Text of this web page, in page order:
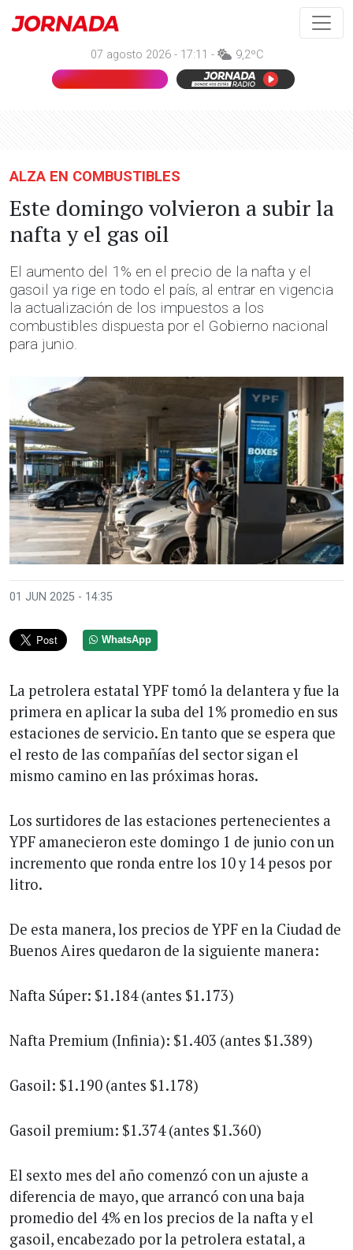
07 agosto 2026 - 17:11 - 9,2ºC
ALZA EN COMBUSTIBLES
Este domingo volvieron a subir la
nafta y el gas oil
El aumento del 1% en el precio de la nafta y el
gasoil ya rige en todo el país, al entrar en vigencia
la actualización de los impuestos a los
combustibles dispuesta por el Gobierno nacional
para junio.
01 JUN 2025 - 14:35
WhatsApp
La petrolera estatal YPF tomó la delantera y fue la
primera en aplicar la suba del 1% promedio en sus
estaciones de servicio. En tanto que se espera que
el resto de las compañías del sector sigan el
mismo camino en las próximas horas.
Los surtidores de las estaciones pertenecientes a
YPF amanecieron este domingo 1 de junio con un
incremento que ronda entre los 10 y 14 pesos por
litro.
De esta manera, los precios de YPF en la Ciudad de
Buenos Aires quedaron de la siguiente manera:
Nafta Súper: $1.184 (antes $1.173)
Nafta Premium (Infinia): $1.403 (antes $1.389)
Gasoil: $1.190 (antes $1.178)
Gasoil premium: $1.374 (antes $1.360)
El sexto mes del año comenzó con un ajuste a
diferencia de mayo, que arrancó con una baja
promedio del 4% en los precios de la nafta y el
gasoil, encabezado por la petrolera estatal, a